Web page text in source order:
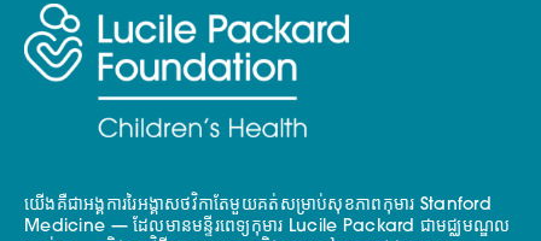
យើងគឺជាអង្គការរៃអង្គាសថវិកាតែមួយគត់សម្រាប់សុខភាពកុមារ Stanford
Medicine — ដែលមានមន្ទីរពេទ្យកុមារ Lucile Packard ជាមជ្ឈមណ្ឌល